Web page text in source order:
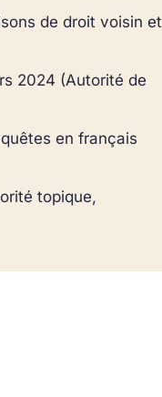
de droit voisin et
2024 (Autorité de
en français
topique,